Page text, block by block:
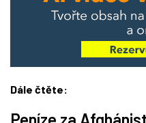
Dále čtěte:
Peníze za